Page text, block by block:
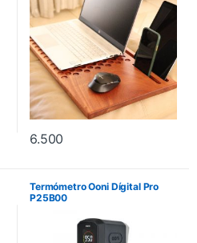
6.500
Termómetro Ooni Dígital Pro
P25B00